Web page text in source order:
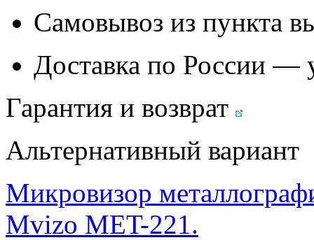
Самовывоз из пункта
Доставка по России —
Гарантия и возврат
Альтернативный вариант
Микровизор
Мvizo MET-221.